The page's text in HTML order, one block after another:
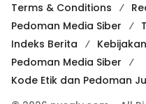
Terms & Conditions
Pedoman Media Siber
Indeks Berita
Pedoman Media Siber
Kode Etik dan Pedoman